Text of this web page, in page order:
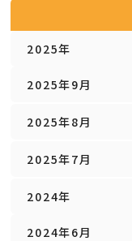
2025年
2025年9月
2025年8月
2025年7月
2024年
2024年6月